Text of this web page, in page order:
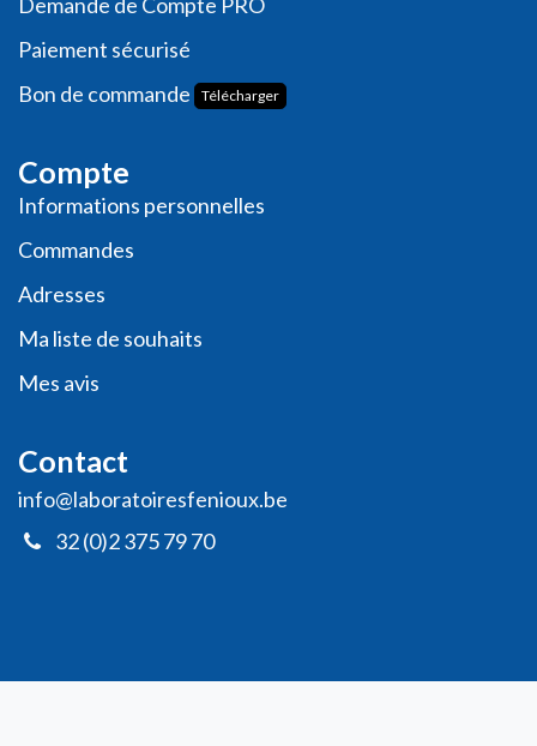
Paiement sécurisé
Bon de commande
Télécharger
Compte
Informations personnelles
Commande​s
Adresses
Ma liste de souhaits
Mes avis
Contact
info@laboratoiresfenioux.be
32 (0)2 375 79 70